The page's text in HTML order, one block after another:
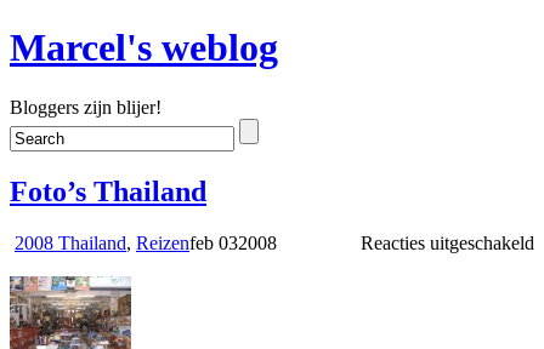
Marcel's weblog
Bloggers zijn blijer!
Foto’s Thailand
2008 Thailand, Reizen Reacties uitgeschakeld
feb 032008